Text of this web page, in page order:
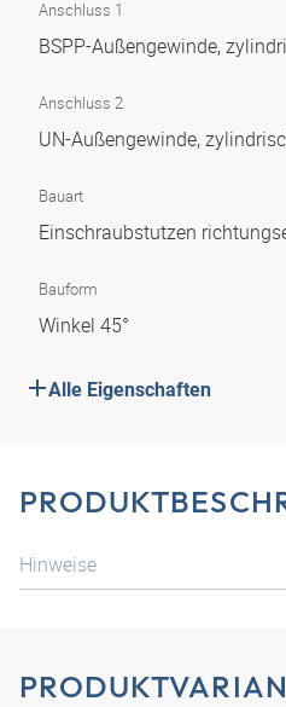
Anschluss 1
BSPP-Außengewinde,
Anschluss 2
UN-Außengewinde,
Bauart
Einschraubstutzen
Bauform
Winkel 45°
Alle Eigenschaften
Hinweise